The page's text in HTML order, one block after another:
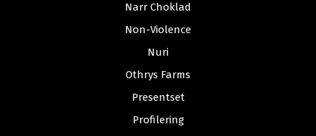
Narr Choklad
Non-Violence
Nuri
Othrys Farms
Presentset
Profilering